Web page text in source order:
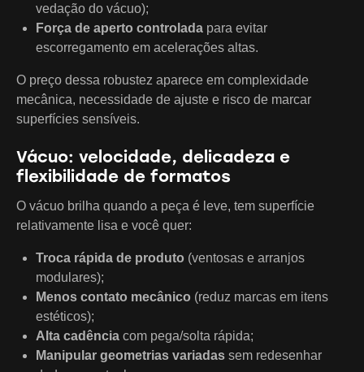
vedação do vácuo);
Força de aperto controlada para evitar
escorregamento em acelerações altas.
O preço dessa robustez aparece em complexidade
mecânica, necessidade de ajuste e risco de marcar
superfícies sensíveis.
Vácuo: velocidade, delicadeza e
flexibilidade de formatos
O vácuo brilha quando a peça é leve, tem superfície
relativamente lisa e você quer:
Troca rápida de produto (ventosas e arranjos
modulares);
Menos contato mecânico (reduz marcas em itens
estéticos);
Alta cadência com pega/solta rápida;
Manipular geometrias variadas sem redesenhar